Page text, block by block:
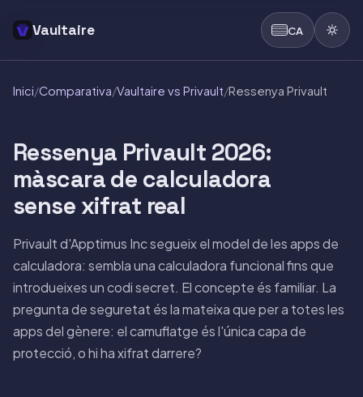
Vaultaire CA
Inici/Comparativa/Vaultaire vs Privault/Ressenya Privault
Ressenya Privault 2026:
màscara de calculadora
sense xifrat real
Privault d'Apptimus Inc segueix el model de les apps de
calculadora: sembla una calculadora funcional fins que
introdueixes un codi secret. El concepte és familiar. La
pregunta de seguretat és la mateixa que per a totes les
apps del gènere: el camuflatge és l'única capa de
protecció, o hi ha xifrat darrere?